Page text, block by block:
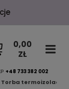
+48 733 382 002
0,00
ZŁ
Torba